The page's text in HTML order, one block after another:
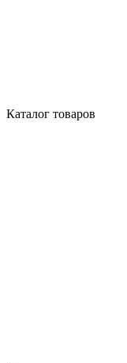
Каталог товаров